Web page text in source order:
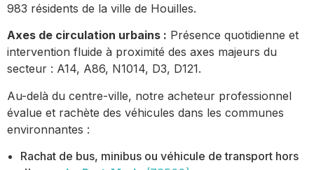
983 résidents de la ville de Houilles.
Axes de circulation urbains : Présence quotidienne et
intervention fluide à proximité des axes majeurs du
secteur : A14, A86, N1014, D3, D121.
Au-delà du centre-ville, notre acheteur professionnel
évalue et rachète des véhicules dans les communes
environnantes :
Rachat de bus, minibus ou véhicule de transport hors